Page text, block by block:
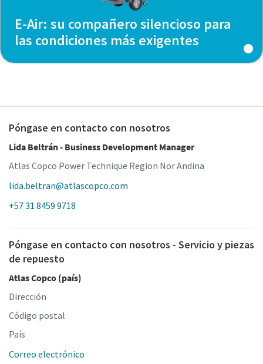
E-Air: su compañero silencioso para
las condiciones más exigentes
Póngase en contacto con nosotros
Lida Beltrán - Business Development Manager
Atlas Copco Power Technique Region Nor Andina
lida.beltran@atlascopco.com
+57 31 8459 9718
Póngase en contacto con nosotros - Servicio y piezas
de repuesto
Atlas Copco (país)
Dirección
Código postal
País
Correo electrónico